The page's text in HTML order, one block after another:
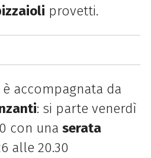
provetti.
accompagnata da
: si parte venerdì
con una serata
alle 20.30